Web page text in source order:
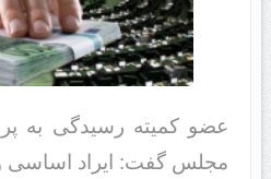
عضو کمیته رسیدگی به
مجلس گفت: ایراد اساسی